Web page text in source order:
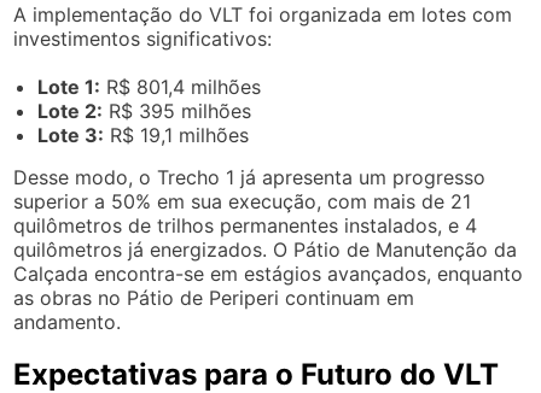
A implementação do VLT foi organizada em lotes com
investimentos significativos:
Lote 1: R$ 801,4 milhões
Lote 2: R$ 395 milhões
Lote 3: R$ 19,1 milhões
Desse modo, o Trecho 1 já apresenta um progresso
superior a 50% em sua execução, com mais de 21
quilômetros de trilhos permanentes instalados, e 4
quilômetros já energizados. O Pátio de Manutenção da
Calçada encontra-se em estágios avançados, enquanto
as obras no Pátio de Periperi continuam em
andamento.
Expectativas para o Futuro do VLT